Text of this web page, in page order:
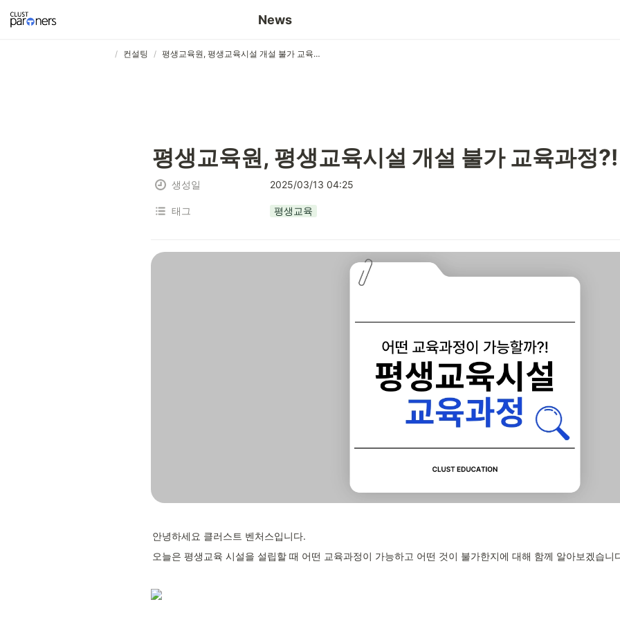
News
/ 컨설팅 / 평생교육원, 평생교육시설 개설 불가 교육과정?!
컨설팅
평생교육원, 평생교육시설 개설 불가 교육과정?!
생성일 2025/03/13 04:25
태그 평생교육
안녕하세요 클러스트 벤처스입니다.
오늘은 평생교육 시설을 설립할 때 어떤 교육과정이 가능하고 어떤 것이 불가한지에 대해 함께 알아보겠습니